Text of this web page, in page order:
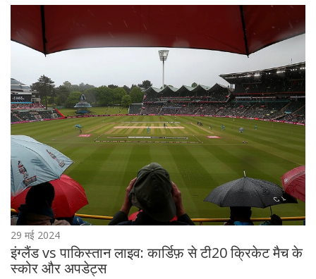
29 मई 2024
इंग्लैंड vs पाकिस्तान लाइव: कार्डिफ़ से टी20 क्रिकेट मैच के
स्कोर और अपडेट्स